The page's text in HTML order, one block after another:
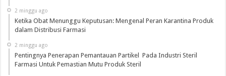
2 minggu ago
Ketika Obat Menunggu Keputusan: Mengenal Peran Karantina Produk
dalam Distribusi Farmasi
2 minggu ago
Pentingnya Penerapan Pemantauan Partikel Pada Industri Steril
Farmasi Untuk Pemastian Mutu Produk Steril